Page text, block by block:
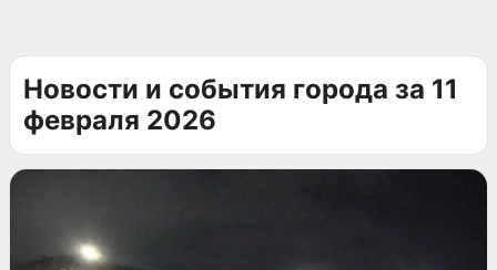
Новости и события города за 11
февраля 2026